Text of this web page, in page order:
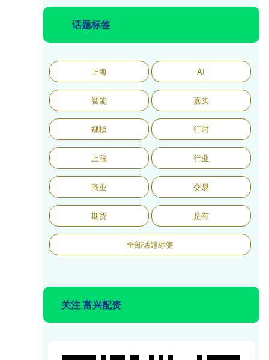
话题标签
上海 AI
智能 嘉实
规模 行时
上涨 行业
商业 交易
期货 是有
全部话题标签
关注 富兴配资